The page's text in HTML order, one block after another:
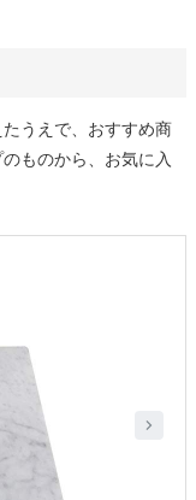
うえで、おすすめ商
ものから、お気に入